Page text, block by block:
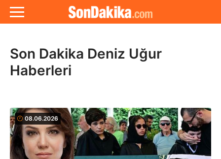
Son Dakika Deniz Uğur
Haberleri
08.06.2026